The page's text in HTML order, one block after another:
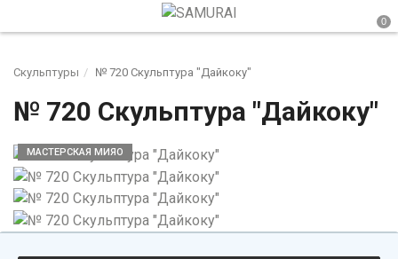
Скульптуры № 720 Скульптура "Дайкоку"
№ 720 Скульптура "Дайкоку"
МАСТЕРСКАЯ МИЯО